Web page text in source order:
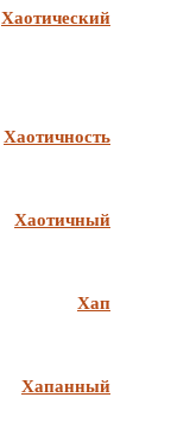
Хаотический
Хаотичность
Хаотичный
Хап
Хапанный